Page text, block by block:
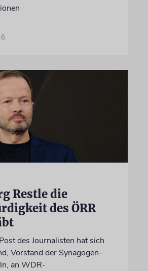
Restle die
des ÖRR
des Journalisten hat sich
Vorstand der Synagogen-
an WDR-